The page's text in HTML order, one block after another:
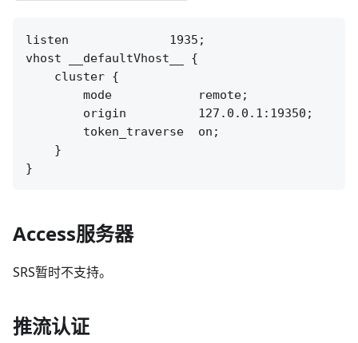
listen              1935;
vhost __defaultVhost__ {
    cluster {
        mode            remote;
        origin          127.0.0.1:19350;
        token_traverse  on;
    }
Access服务器
SRS暂时不支持。
推流认证